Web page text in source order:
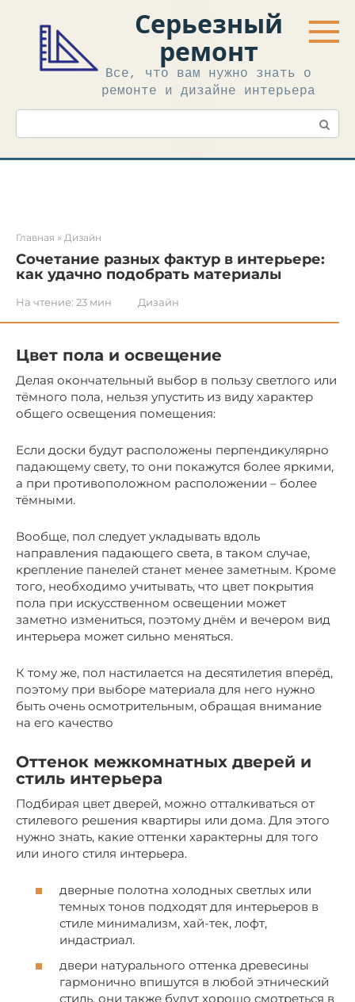
контенту
Серьезный
ремонт
Все, что вам нужно знать о
ремонте и дизайне интерьера
Поиск:
Главная » Дизайн
Сочетание разных фактур в интерьере:
как удачно подобрать материалы
На чтение: 23 мин Дизайн
Цвет пола и освещение
Делая окончательный выбор в пользу светлого или
тёмного пола, нельзя упустить из виду характер
общего освещения помещения:
Если доски будут расположены перпендикулярно
падающему свету, то они покажутся более яркими,
а при противоположном расположении – более
тёмными.
Вообще, пол следует укладывать вдоль
направления падающего света, в таком случае,
крепление панелей станет менее заметным. Кроме
того, необходимо учитывать, что цвет покрытия
пола при искусственном освещении может
заметно измениться, поэтому днём и вечером вид
интерьера может сильно меняться.
К тому же, пол настилается на десятилетия вперёд,
поэтому при выборе материала для него нужно
быть очень осмотрительным, обращая внимание
на его качество
Оттенок межкомнатных дверей и
стиль интерьера
Подбирая цвет дверей, можно отталкиваться от
стилевого решения квартиры или дома. Для этого
нужно знать, какие оттенки характерны для того
или иного стиля интерьера.
дверные полотна холодных светлых или
темных тонов подходят для интерьеров в
стиле минимализм, хай-тек, лофт,
индастриал.
двери натурального оттенка древесины
гармонично впишутся в любой этнический
стиль, они также будут хорошо смотреться в